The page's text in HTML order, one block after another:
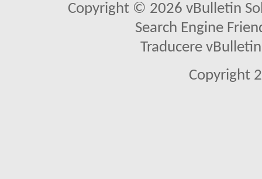
Copyright © 2026 vBulletin
Search Engine
Traducere
Copyright